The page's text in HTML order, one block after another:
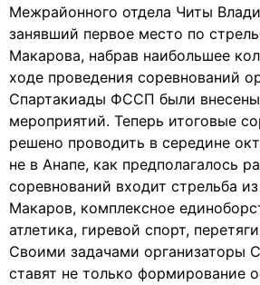
Межрайонного отдела Читы
занявший первое место по
Макарова, набрав наибольшее
ходе проведения соревнований
Спартакиады ФССП были внесены
мероприятий. Теперь итоговые
решено проводить в середине
не в Анапе, как предполагалось
соревнований входит стрельба
Макаров, комплексное
атлетика, гиревой спорт,
Своими задачами организаторы
ставят не только формирование